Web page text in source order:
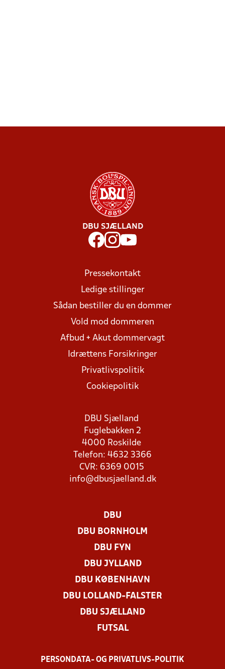
DBU SJÆLLAND
Pressekontakt
Ledige stillinger
Sådan bestiller du en dommer
Vold mod dommeren
Afbud + Akut dommervagt
Idrættens Forsikringer
Privatlivspolitik
Cookiepolitik
DBU Sjælland
Fuglebakken 2
4000 Roskilde
Telefon: 4632 3366
CVR: 6369 0015
info@dbusjaelland.dk
DBU
DBU BORNHOLM
DBU FYN
DBU JYLLAND
DBU KØBENHAVN
DBU LOLLAND-FALSTER
DBU SJÆLLAND
FUTSAL
PERSONDATA- OG PRIVATLIVS-POLITIK